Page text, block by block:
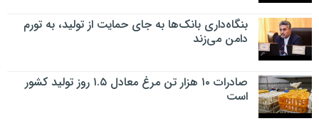
بنگاه‌داری بانک‌ها به جای حمایت از تولید، به تورم
دامن می‌زند
صادرات ۱۰ هزار تن مرغ معادل ۱.۵ روز تولید کشور
است